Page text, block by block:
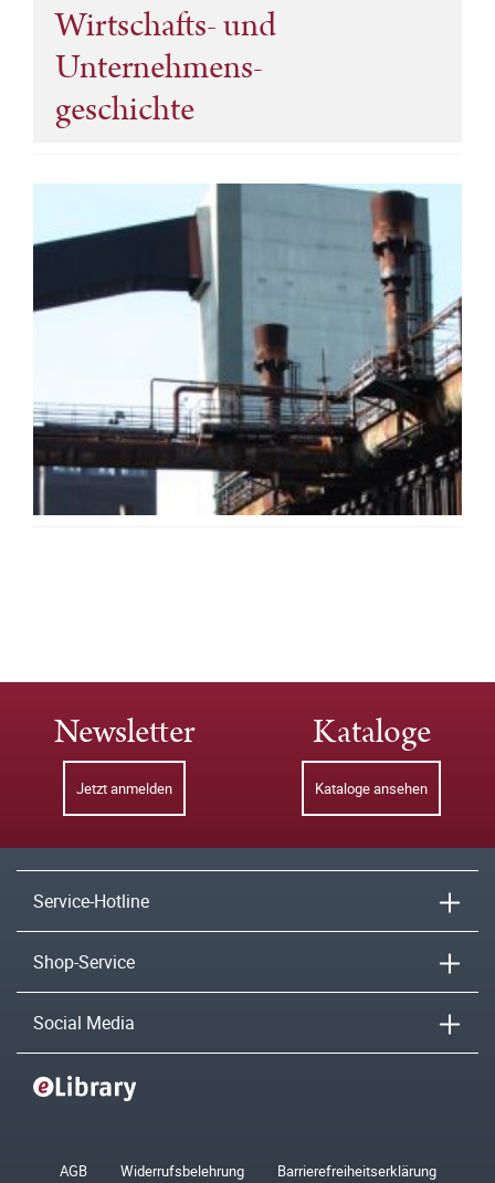
Wirtschafts- und
Unternehmens-
geschichte
Newsletter
Jetzt anmelden
Kataloge
Kataloge ansehen
Service-Hotline
Shop-Service
Social Media
AGB Widerrufsbelehrung
Barrierefreiheitserklärung